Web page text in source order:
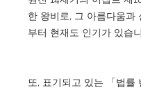
한 왕비로, 그 아름다움과
부터 현재도 인기가 있습
또, 표기되고 있는 「법률